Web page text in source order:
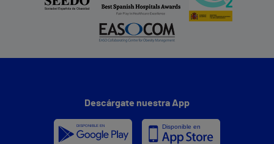
Descárgate nuestra App